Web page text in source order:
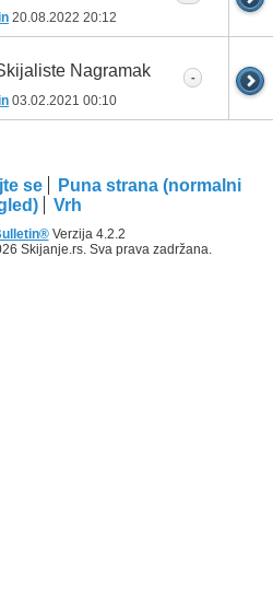
20.08.2022 20:12
Nagramak
03.02.2021 00:10
-
se
Puna strana (normalni
Vrh
Verzija 4.2.2
Skijanje.rs. Sva prava zadržana.